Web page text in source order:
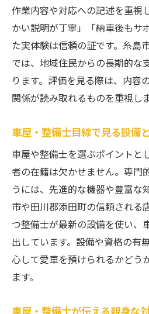
作業内容や対応への記述を重視
かい説明が丁寧」「納車後もサ
た実体験は信頼の証です。糸島
では、地域住民からの長期的な
ります。評価を見る際は、内容
関係が読み取れるものを重視し
車屋・整備士目線で見る設備
車屋や整備士を選ぶポイントと
者の在籍は欠かせません。専門
うには、先進的な機器や豊富な
市や田川郡添田町の信頼される
つ整備士が最新の設備を使い、
出しています。設備や資格の有
心して愛車を預けられるかどう
ます。
車屋・整備士が伝える親身な